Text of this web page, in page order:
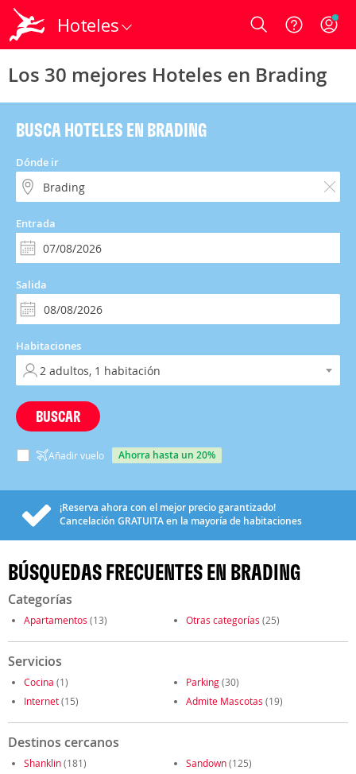
Hoteles Login
Los 30 mejores Hoteles en Brading
BUSCA HOTELES EN BRADING
Dónde ir
Entrada
Salida
Habitaciones
BUSCAR
Añadir vuelo ahorra hasta un 20%
¡Reserva ahora con el mejor precio garantizado!
Cancelación GRATUITAen la mayoría de habitaciones
BÚSQUEDAS FRECUENTES EN BRADING
Categorías
Apartamentos (13) Otras categorías (25)
Servicios
Cocina (1) Parking(30)
Internet(15) Admite Mascotas (19)
Destinos cercanos
Shanklin(181) Sandown(125)